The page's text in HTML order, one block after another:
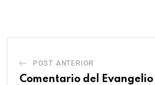
POST ANTERIOR
Comentario del Evangelio